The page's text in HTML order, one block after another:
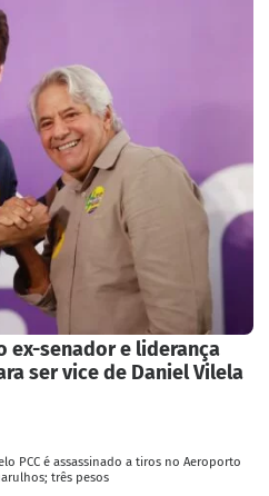
ex-senador e liderança
ser vice de Daniel Vilela